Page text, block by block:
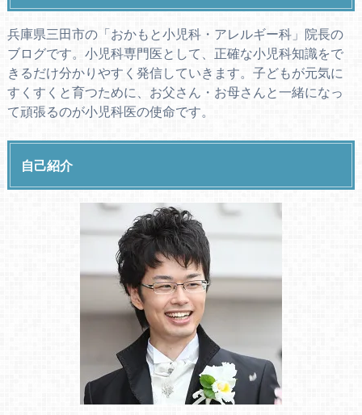
兵庫県三田市の「おかもと小児科・アレルギー科」院長の
ブログです。小児科専門医として、正確な小児科知識をで
きるだけ分かりやすく発信していきます。子どもが元気に
すくすくと育つために、お父さん・お母さんと一緒になっ
て頑張るのが小児科医の使命です。
自己紹介